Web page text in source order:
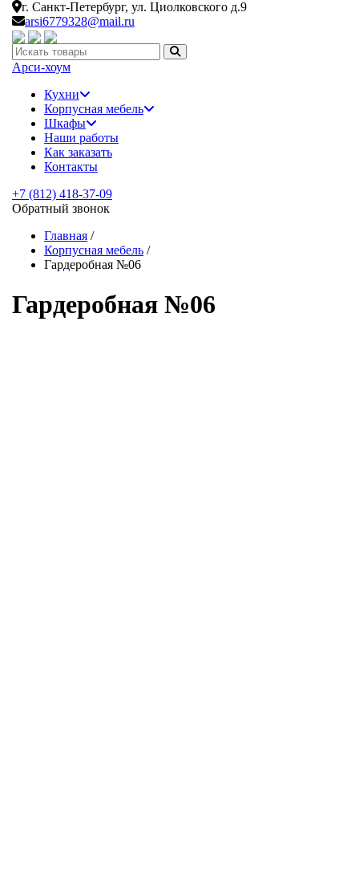
г. Санкт-Петербург, ул. Циолковского д.9
arsi6779328@mail.ru
Искать:
Арси-хоум
Кухни
Корпусная мебель
Шкафы
Наши работы
Как заказать
Контакты
+7 (812) 418-37-09
Обратный звонок
Главная /
Корпусная мебель /
Гардеробная №06
Гардеробная №06